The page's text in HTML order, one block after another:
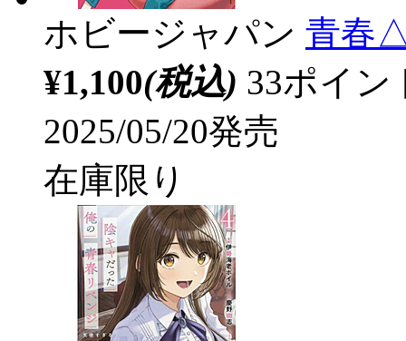
ホビージャパン 青春
¥1,100(税込) 33ポイ
2025/05/20発売
在庫限り